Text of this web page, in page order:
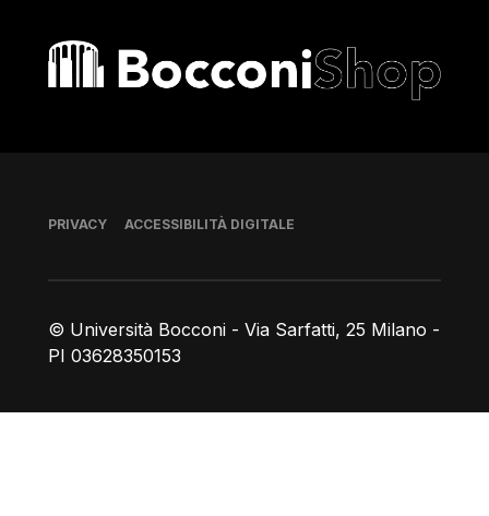
Bocconi shop
© Università Bocconi - Via Sarfatti, 25 Milano -
PI 03628350153
Piè di pagina
PRIVACY ACCESSIBILITÀ DIGITALE